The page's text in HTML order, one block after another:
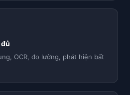
OCR, đo lường, phát hiện bất